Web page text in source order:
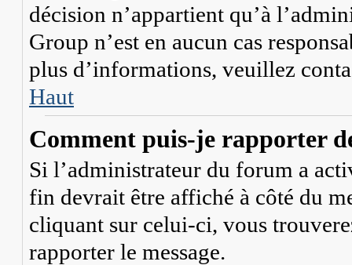
décision n’appartient qu’à
Group n’est en aucun cas
plus d’informations, veuillez
Haut
Comment puis-je rapporter
Si l’administrateur du forum a
fin devrait être affiché à côté du
cliquant sur celui-ci, vous
rapporter le message.